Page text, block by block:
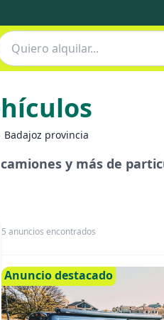
Badajoz provincia
y más de
5 anuncios encontrados
Anuncio destacado